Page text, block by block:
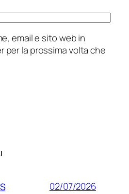
email e sito web in
per la prossima volta che
02/07/2026